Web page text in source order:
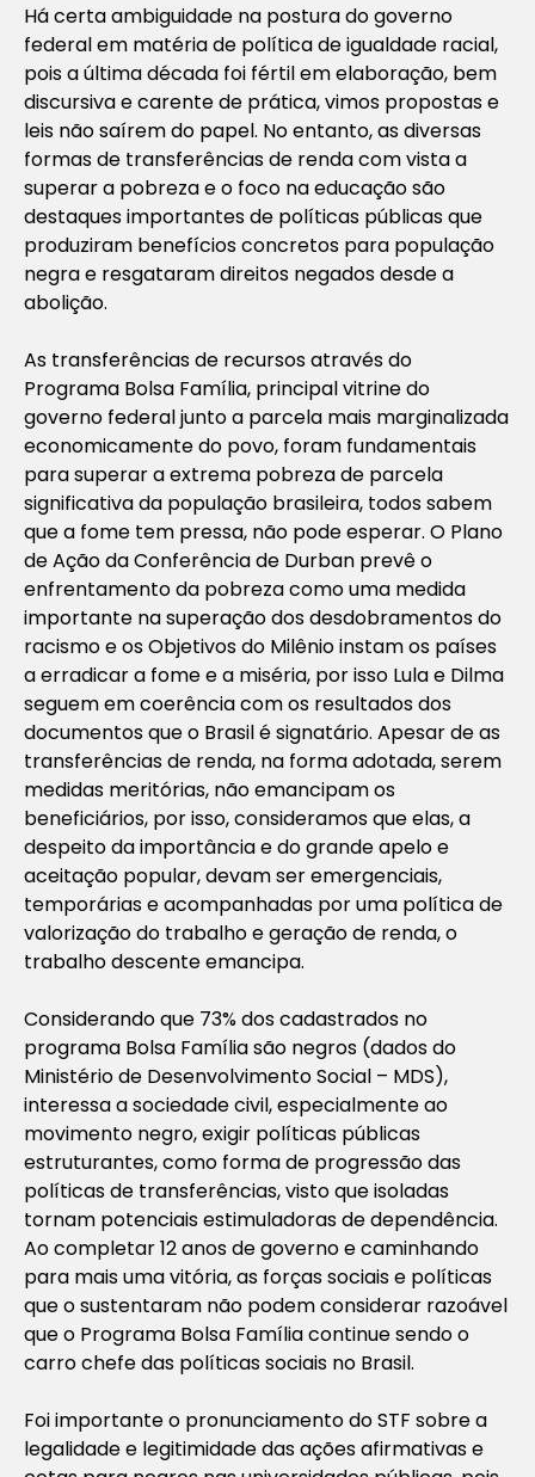
Há certa ambiguidade na postura do governo
federal em matéria de política de igualdade racial,
pois a última década foi fértil em elaboração, bem
discursiva e carente de prática, vimos propostas e
leis não saírem do papel. No entanto, as diversas
formas de transferências de renda com vista a
superar a pobreza e o foco na educação são
destaques importantes de políticas públicas que
produziram benefícios concretos para população
negra e resgataram direitos negados desde a
abolição.
As transferências de recursos através do
Programa Bolsa Família, principal vitrine do
governo federal junto a parcela mais marginalizada
economicamente do povo, foram fundamentais
para superar a extrema pobreza de parcela
significativa da população brasileira, todos sabem
que a fome tem pressa, não pode esperar. O Plano
de Ação da Conferência de Durban prevê o
enfrentamento da pobreza como uma medida
importante na superação dos desdobramentos do
racismo e os Objetivos do Milênio instam os países
a erradicar a fome e a miséria, por isso Lula e Dilma
seguem em coerência com os resultados dos
documentos que o Brasil é signatário. Apesar de as
transferências de renda, na forma adotada, serem
medidas meritórias, não emancipam os
beneficiários, por isso, consideramos que elas, a
despeito da importância e do grande apelo e
aceitação popular, devam ser emergenciais,
temporárias e acompanhadas por uma política de
valorização do trabalho e geração de renda, o
trabalho descente emancipa.
Considerando que 73% dos cadastrados no
programa Bolsa Família são negros (dados do
Ministério de Desenvolvimento Social – MDS),
interessa a sociedade civil, especialmente ao
movimento negro, exigir políticas públicas
estruturantes, como forma de progressão das
políticas de transferências, visto que isoladas
tornam potenciais estimuladoras de dependência.
Ao completar 12 anos de governo e caminhando
para mais uma vitória, as forças sociais e políticas
que o sustentaram não podem considerar razoável
que o Programa Bolsa Família continue sendo o
carro chefe das políticas sociais no Brasil.
Foi importante o pronunciamento do STF sobre a
legalidade e legitimidade das ações afirmativas e